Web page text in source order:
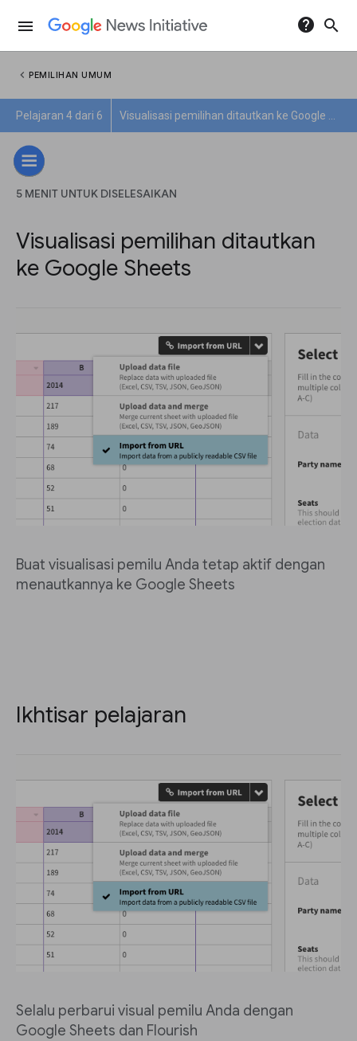
menu help search
chevron_left PEMILIHAN UMUM
Pelajaran 4 dari 6
5 MENIT UNTUK DISELESAIKAN
Visualisasi pemilihan ditautkan
ke Google Sheets
Buat visualisasi pemilu Anda tetap aktif dengan
menautkannya ke Google Sheets
Ikhtisar pelajaran
Selalu perbarui visual pemilu Anda dengan
Google Sheets dan Flourish